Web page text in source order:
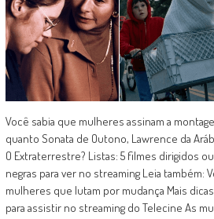
Você sabia que mulheres assinam a
quanto Sonata de Outono, Lawrence da
O Extraterrestre? Listas: 5 filmes dirigidos
negras para ver no streaming Leia também:
mulheres que lutam por mudança Mais
para assistir no streaming do Telecine As